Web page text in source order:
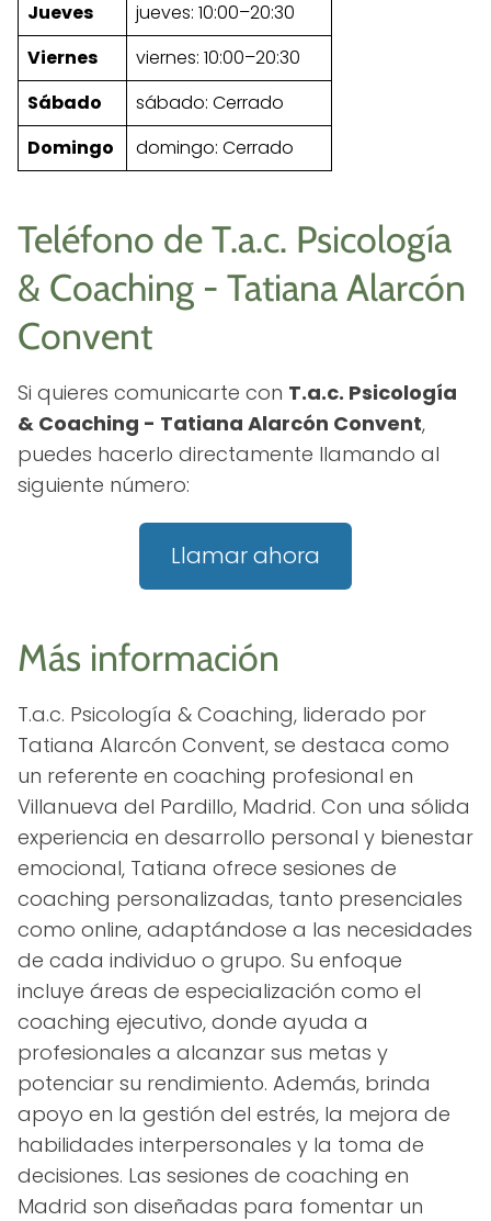
Jueves
jueves: 10:00–20:30
Viernes
viernes: 10:00–20:30
Sábado
sábado: Cerrado
Domingo
domingo: Cerrado
Teléfono de T.a.c. Psicología
& Coaching - Tatiana Alarcón
Convent
Si quieres comunicarte con T.a.c. Psicología
& Coaching - Tatiana Alarcón Convent,
puedes hacerlo directamente llamando al
siguiente número:
Llamar ahora
Más información
T.a.c. Psicología & Coaching, liderado por
Tatiana Alarcón Convent, se destaca como
un referente en coaching profesional en
Villanueva del Pardillo, Madrid. Con una sólida
experiencia en desarrollo personal y bienestar
emocional, Tatiana ofrece sesiones de
coaching personalizadas, tanto presenciales
como online, adaptándose a las necesidades
de cada individuo o grupo. Su enfoque
incluye áreas de especialización como el
coaching ejecutivo, donde ayuda a
profesionales a alcanzar sus metas y
potenciar su rendimiento. Además, brinda
apoyo en la gestión del estrés, la mejora de
habilidades interpersonales y la toma de
decisiones. Las sesiones de coaching en
Madrid son diseñadas para fomentar un